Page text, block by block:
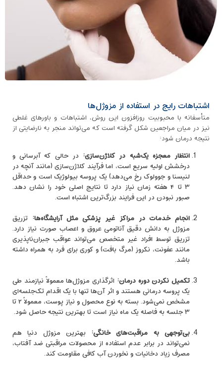
اشتباهات رایج در استفاده از مزوژل‌ها
متأسفانه با محبوبیت روزافزون این روش، اشتباهات و باورهای غلطی
نیز در میان مراجعین شکل گرفته است که می‌تواند منجر به نارضایتی از
نتیجه درمان شود:
انتظار معجزه یک‌شبه در کلاژن‌سازی: در حالی که آبرسانی و
درخشش اولیه سریع است، اما فرآیند کلاژن‌سازی (مانند آنچه در
لنیسنا و جوولوک رخ می‌دهد) یک پروسه بیولوژیک است و حداقل
۳ تا ۴ هفته زمان نیاز دارد تا نتایج اصلی خود را نشان دهد.
صبور نبودن در این فرایند بزرگ‌ترین اشتباه است.
انجام خدمات در مراکز غیر پزشکی مثل آرایشگاه‌ها: تزریق
مزوژل به دانش دقیق آناتومی عروق و اعصاب صورت نیاز دارد.
تزریق توسط افراد غیر متخصص می‌تواند عواقب جبران‌ناپذیری
مانند عفونت، نکروز (مرگ بافت) و کوری برای فرد به همراه داشته
باشد.
تکمیل نکردن دوره درمان: اثرگذاری مزوژل‌ها معمولاً نیازمند طی
یک پروسه درمانی هستند و اثر آن‌ها تنها با یک اقدام تک‌جلسه‌ای
مشخص نمی‌شود. بسته به نوع محصول و نیاز پوست، معمولاً ۲ تا
۳ جلسه به فاصله یک ماه نیاز است تا بهترین نتیجه حاصل شود.
بی‌توجهی به مراقبت‌های خانگی: بهترین مزوژل دنیا هم
نمی‌تواند در برابر عدم استفاده از محصولات مراقبتی ضد آفتاب،
مصرف زیاد دخانیات و نخوردن آب کافی مقاومت کند.